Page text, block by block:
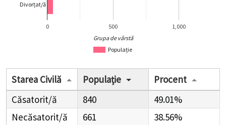
Populație
0 500 1,000
Divorțat/ă
Grupa de vârstă
Starea Civilă Populație
Procent
Căsatorit/ă
840
49.01%
Necăsatorit/ă
661
38.56%